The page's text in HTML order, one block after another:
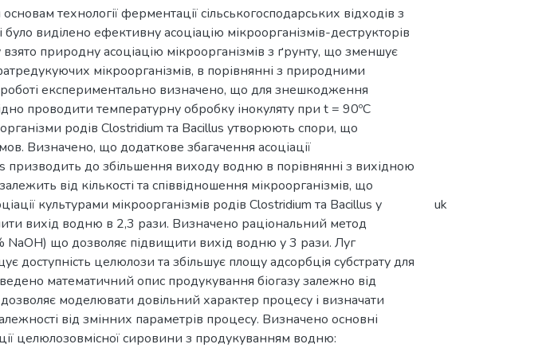
технології ферментації сільськогосподарських відходів з
виділено ефективну асоціацію мікроорганізмів-деструкторів
природну асоціацію мікроорганізмів з ґрунту, що зменшує
мікроорганізмів, в порівнянні з природними
експериментально визначено, що для знешкодження
проводити температурну обробку інокуляту при t = 90ºС
родів Clostridium та Bacillus утворюють спори, що
Визначено, що додаткове збагачення асоціації
призводить до збільшення виходу водню в порівнянні з вихідною
від кількості та співвідношення мікроорганізмів, що
культурами мікроорганізмів родів Clostridium та Bacillus у
вихід водню в 2,3 рази. Визначено раціональний метод
що дозволяє підвищити вихід водню у 3 рази. Луг
доступність целюлози та збільшує площу адсорбція субстрату для
математичний опис продукування біогазу залежно від
моделювати довільний характер процесу і визначати
від змінних параметрів процесу. Визначено основні
целюлозовмісної сировини з продукуванням водню:
uk